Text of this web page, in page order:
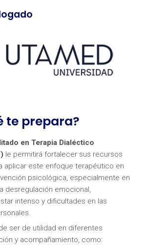
te prepara?
en Terapia Dialéctico
le permitirá fortalecer sus recursos
aplicar este enfoque terapéutico en
psicológica, especialmente en
desregulación emocional,
intenso y dificultades en las
ser de utilidad en diferentes
y acompañamiento, como: